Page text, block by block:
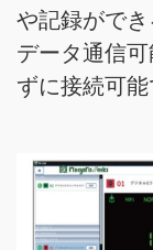
や記録ができ
データ通信
ずに接続可能